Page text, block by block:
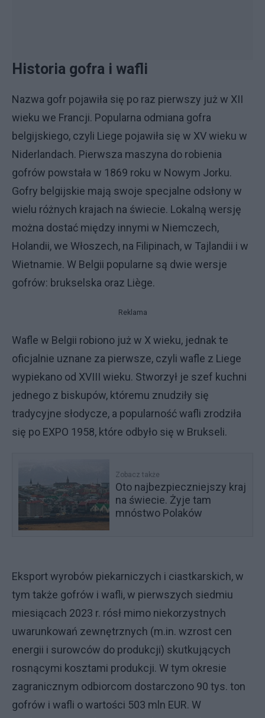
Historia gofra i wafli
Nazwa gofr pojawiła się po raz pierwszy już w XII
wieku we Francji. Popularna odmiana gofra
belgijskiego, czyli Liege pojawiła się w XV wieku w
Niderlandach. Pierwsza maszyna do robienia
gofrów powstała w 1869 roku w Nowym Jorku.
Gofry belgijskie mają swoje specjalne odsłony w
wielu różnych krajach na świecie. Lokalną wersję
można dostać między innymi w Niemczech,
Holandii, we Włoszech, na Filipinach, w Tajlandii i w
Wietnamie. W Belgii popularne są dwie wersje
gofrów: brukselska oraz Liège.
Reklama
Wafle w Belgii robiono już w X wieku, jednak te
oficjalnie uznane za pierwsze, czyli wafle z Liege
wypiekano od XVIII wieku. Stworzył je szef kuchni
jednego z biskupów, któremu znudziły się
tradycyjne słodycze, a popularność wafli zrodziła
się po EXPO 1958, które odbyło się w Brukseli.
Zobacz także
Oto najbezpieczniejszy kraj
na świecie. Żyje tam
mnóstwo Polaków
Eksport wyrobów piekarniczych i ciastkarskich, w
tym także gofrów i wafli, w pierwszych siedmiu
miesiącach 2023 r. rósł mimo niekorzystnych
uwarunkowań zewnętrznych (m.in. wzrost cen
energii i surowców do produkcji) skutkujących
rosnącymi kosztami produkcji. W tym okresie
zagranicznym odbiorcom dostarczono 90 tys. ton
gofrów i wafli o wartości 503 mln EUR. W